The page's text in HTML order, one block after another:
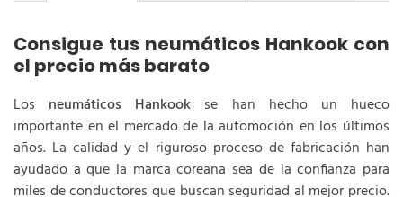
Consigue tus neumáticos Hankook con
el precio más barato
Los neumáticos Hankook se han hecho un hueco
importante en el mercado de la automoción en los últimos
años. La calidad y el riguroso proceso de fabricación han
ayudado a que la marca coreana sea de la confianza para
miles de conductores que buscan seguridad al mejor precio.